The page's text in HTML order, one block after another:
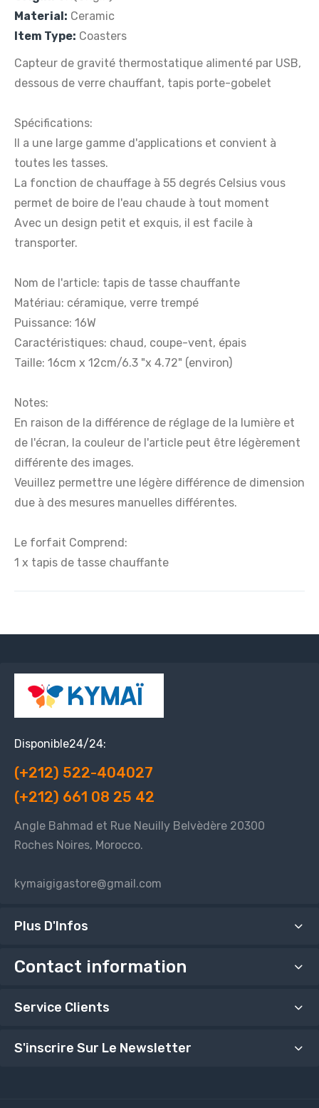
Material: Ceramic
Item Type: Coasters
Capteur de gravité thermostatique alimenté par USB,
dessous de verre chauffant, tapis porte-gobelet
Spécifications:
Il a une large gamme d'applications et convient à
toutes les tasses.
La fonction de chauffage à 55 degrés Celsius vous
permet de boire de l'eau chaude à tout moment
Avec un design petit et exquis, il est facile à
transporter.
Nom de l'article: tapis de tasse chauffante
Matériau: céramique, verre trempé
Puissance: 16W
Caractéristiques: chaud, coupe-vent, épais
Taille: 16cm x 12cm/6.3 "x 4.72" (environ)
Notes:
En raison de la différence de réglage de la lumière et
de l'écran, la couleur de l'article peut être légèrement
différente des images.
Veuillez permettre une légère différence de dimension
due à des mesures manuelles différentes.
Le forfait Comprend:
1 x tapis de tasse chauffante
Disponible24/24:
(+212) 522-404027
(+212) 661 08 25 42
Angle Bahmad et Rue Neuilly Belvèdère 20300
Roches Noires, Morocco.
kymaigigastore@gmail.com
Plus D'Infos
Contact information
Service Clients
S'inscrire Sur Le Newsletter